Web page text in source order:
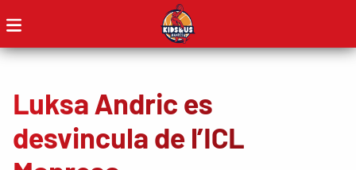
Luksa Andric es
desvincula de l’ICL